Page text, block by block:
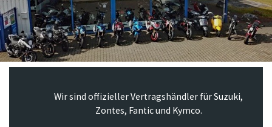
Wir sind offizieller Vertragshändler für Suzuki,
Zontes, Fantic und Kymco.